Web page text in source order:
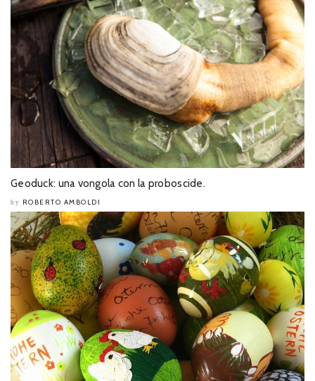
Geoduck: una vongola con la proboscide.
by ROBERTO AMBOLDI